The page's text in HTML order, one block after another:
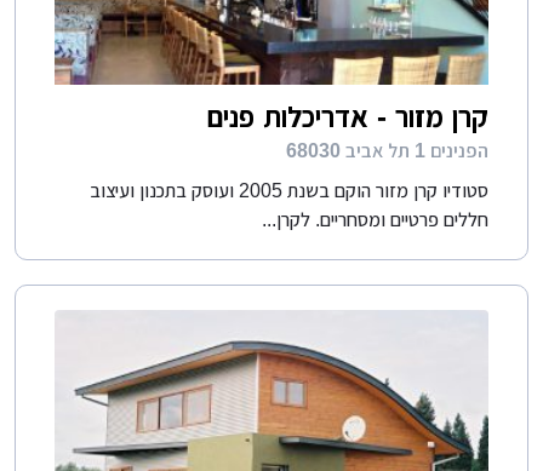
קרן מזור - אדריכלות פנים
הפנינים 1 תל אביב 68030
סטודיו קרן מזור הוקם בשנת 2005 ועוסק בתכנון ועיצוב
חללים פרטיים ומסחריים. לקרן...